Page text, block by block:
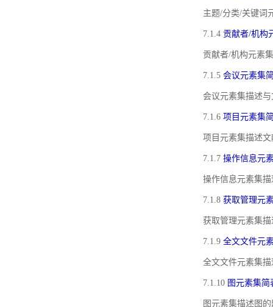
主题/分类/关键词
7.1.4 贡献者/机构
贡献者/机构元素
7.1.5 会议元素集
会议元素集描述
7.1.6 项目元素集
项目元素集描述
7.1.7 操作信息元
操作信息元素集
7.1.8 获取管理元
获取管理元素集
7.1.9 全文文件元
全文文件元素集
7.1.10 图元素集简
图元素集描述图